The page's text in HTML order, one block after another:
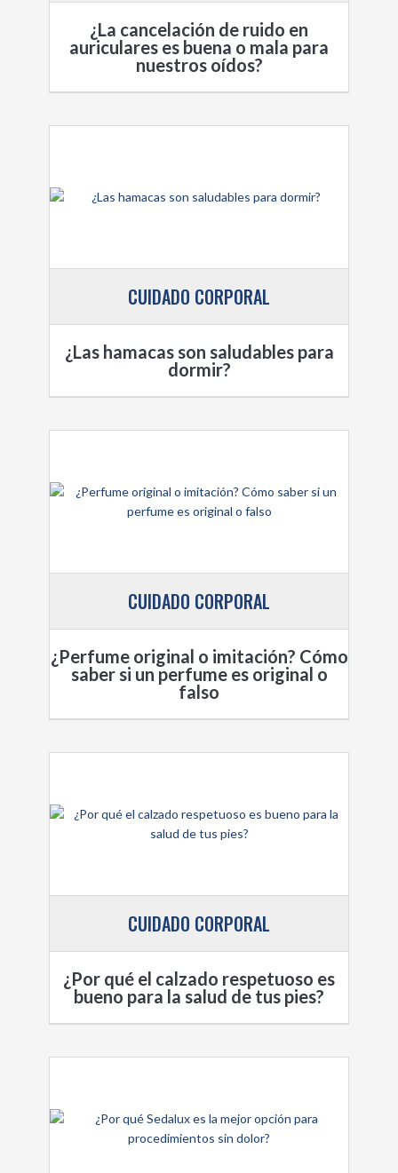
¿La cancelación de ruido en
auriculares es buena o mala para
nuestros oídos?
CUIDADO CORPORAL
¿Las hamacas son saludables para
dormir?
CUIDADO CORPORAL
¿Perfume original o imitación? Cómo
saber si un perfume es original o
falso
CUIDADO CORPORAL
¿Por qué el calzado respetuoso es
bueno para la salud de tus pies?